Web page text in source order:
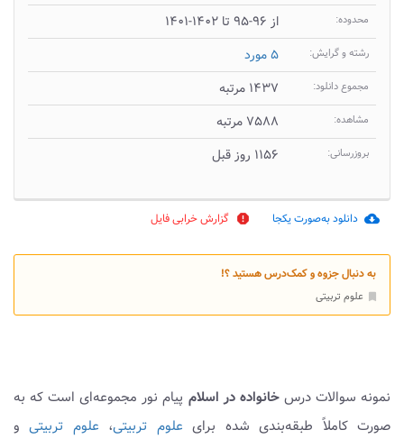
محدوده: از ۹۶-۹۵ تا ۱۴۰۲-۱۴۰۱
رشته و گرایش: ۵ مورد
مجموع دانلود: ۱۴۳۷ مرتبه
مشاهده: ۷۵۸۸ مرتبه
بروزرسانی: ۱۱۵۶ روز قبل
cloud_download دانلود به‌صورت یکجا report گزارش خرابی فایل
به دنبال جزوه و کمک‌درس هستید ؟!
علوم تربیتی
نمونه سوالات درسخانواده در اسلام پیام نور مجموعه‌ای است که به
صورت کاملاً طبقه‌بندی شده برای علوم تربیتی، علوم تربیتیو